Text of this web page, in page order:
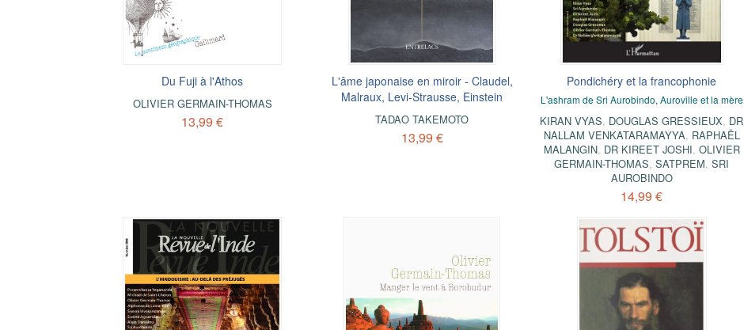
Du Fuji à l'Athos
OLIVIER GERMAIN-THOMAS
13,99 €
L'âme japonaise en miroir - Claudel,
Malraux, Levi-Strausse, Einstein
TADAO TAKEMOTO
13,99 €
Pondichéry et la francophonie
L'ashram de Sri Aurobindo, Auroville et la mère
KIRAN VYAS, DOUGLAS GRESSIEUX, DR
NALLAM VENKATARAMAYYA, RAPHAËL
MALANGIN, DR KIREET JOSHI, OLIVIER
GERMAIN-THOMAS,SATPREM,SRI
AUROBINDO
14,99 €